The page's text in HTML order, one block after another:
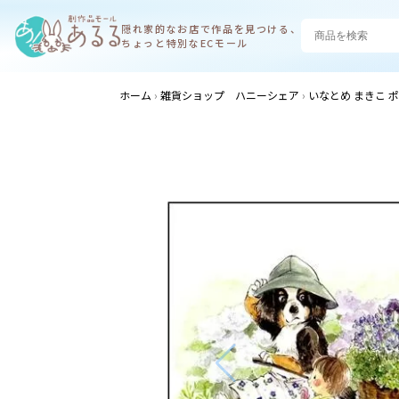
隠れ家的なお店で作品を見つける、
ちょっと特別なECモール
ホーム 雑貨ショップ ハニーシェア いなとめ まきこ